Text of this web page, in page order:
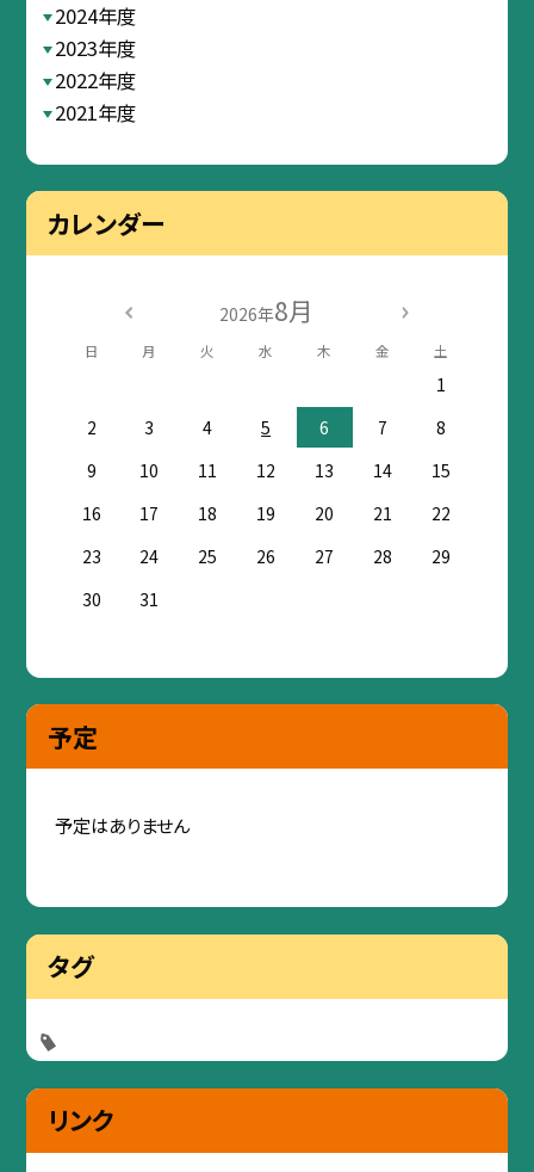
2024年度
2023年度
2022年度
2021年度
カレンダー
2026年8月
日 月 火 水 木 金 土
1
2
3 4 5 6 7
8
9
10 11 12 13 14
15
16
17 18 19 20 21
22
23
24 25 26 27 28
29
30
31
予定
予定はありません
タグ
リンク